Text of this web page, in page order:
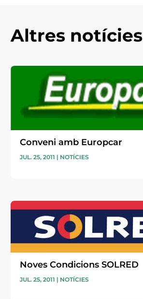
Altres notícies
Conveni amb Europcar
JUL. 25, 2011 | NOTÍCIES
Noves Condicions SOLRED
JUL. 25, 2011 | NOTÍCIES